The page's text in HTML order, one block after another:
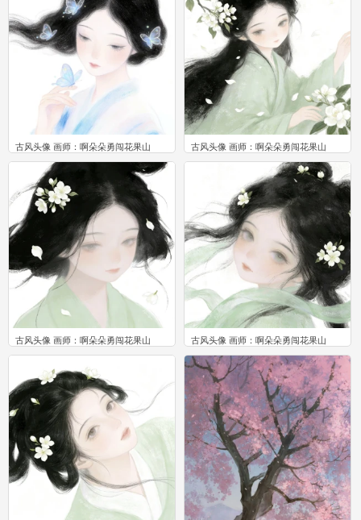
古风头像 画师：啊朵朵勇闯花果山
0
古风头像 画师：啊朵朵勇闯花果山
0
古风头像 画师：啊朵朵勇闯花果山
0
古风头像 画师：啊朵朵勇闯花果山
0